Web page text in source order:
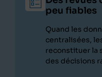
peu fiables
Quand les
centralisées,
reconstituer la
des décisions